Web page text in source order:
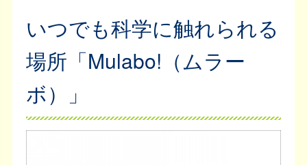
いつでも科学に触れられる
場所「Mulabo!（ムラー
ボ）」